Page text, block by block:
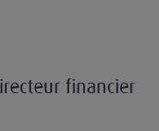
financier